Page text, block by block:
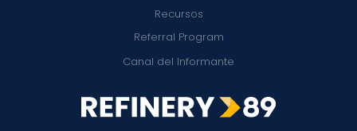
Recursos
Referral Program
Canal del Informante